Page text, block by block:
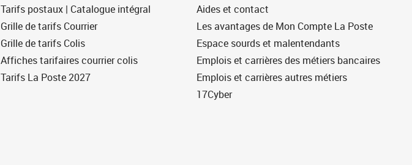
Tarifs postaux | Catalogue intégral
Grille de tarifs Courrier
Grille de tarifs Colis
Affiches tarifaires courrier colis
Tarifs La Poste 2027
Aides et contact
Les avantages de Mon Compte La Poste
Espace sourds et malentendants
Emplois et carrières des métiers bancaires
Emplois et carrières autres métiers
17Cyber